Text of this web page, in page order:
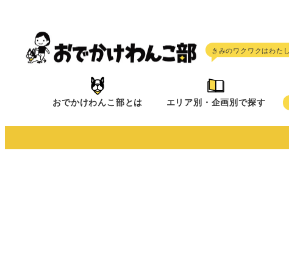
へ
おでかけわんこ部とは エリア別・企画別で探す